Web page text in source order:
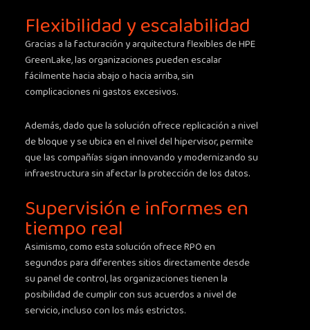
Flexibilidad y escalabilidad
Gracias a la facturación y arquitectura flexibles de HPE
GreenLake, las organizaciones pueden escalar
fácilmente hacia abajo o hacia arriba, sin
complicaciones ni gastos excesivos.
Además, dado que la solución ofrece replicación a nivel
de bloque y se ubica en el nivel del hipervisor, permite
que las compañías sigan innovando y modernizando su
infraestructura sin afectar la protección de los datos.
Supervisión e informes en
tiempo real
Asimismo, como esta solución ofrece RPO en
segundos para diferentes sitios directamente desde
su panel de control, las organizaciones tienen la
posibilidad de cumplir con sus acuerdos a nivel de
servicio, incluso con los más estrictos.